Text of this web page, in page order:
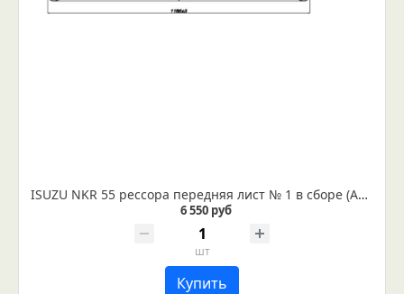
ISUZU NKR 55 рессора передняя лист № 1 в сборе (Арт. IR 07-10-01в) Лист укомплектован втулкой диаметром 40 мм и сайлентблоком диаметром 16 мм
6 550 руб
шт
Купить